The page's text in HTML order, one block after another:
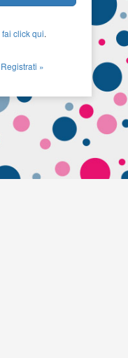
fai click qui.
Registrati »